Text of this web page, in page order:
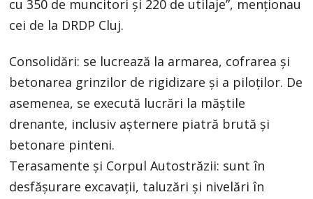
cu 350 de muncitori și 220 de utilaje”, menționau
cei de la DRDP Cluj.
Consolidări: se lucrează la armarea, cofrarea și
betonarea grinzilor de rigidizare și a piloților. De
asemenea, se execută lucrări la măștile
drenante, inclusiv așternere piatră brută și
betonare pinteni.
Terasamente și Corpul Autostrăzii: sunt în
desfășurare excavații, taluzări și nivelări în